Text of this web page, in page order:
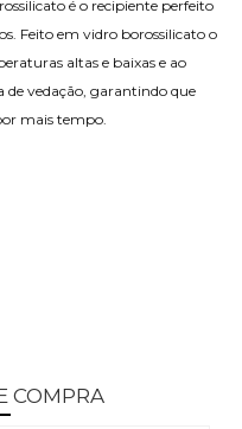
é o recipiente perfeito
Feito em vidro borossilicato o
altas e baixas e ao
vedação, garantindo que
mais tempo.
COMPRA